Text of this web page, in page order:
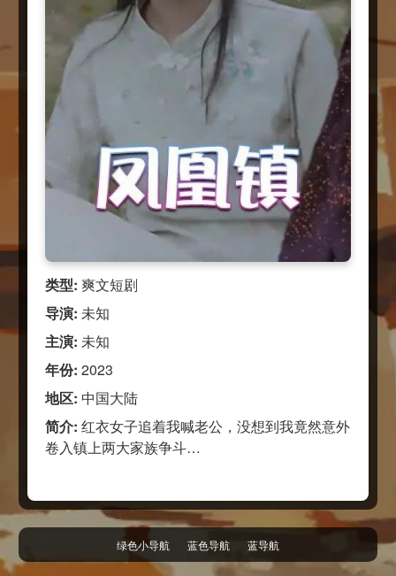
类型: 爽文短剧
导演: 未知
主演: 未知
年份: 2023
地区: 中国大陆
简介: 红衣女子追着我喊老公，没想到我竟然意外
卷入镇上两大家族争斗…
绿色小导航 蓝色导航 蓝导航